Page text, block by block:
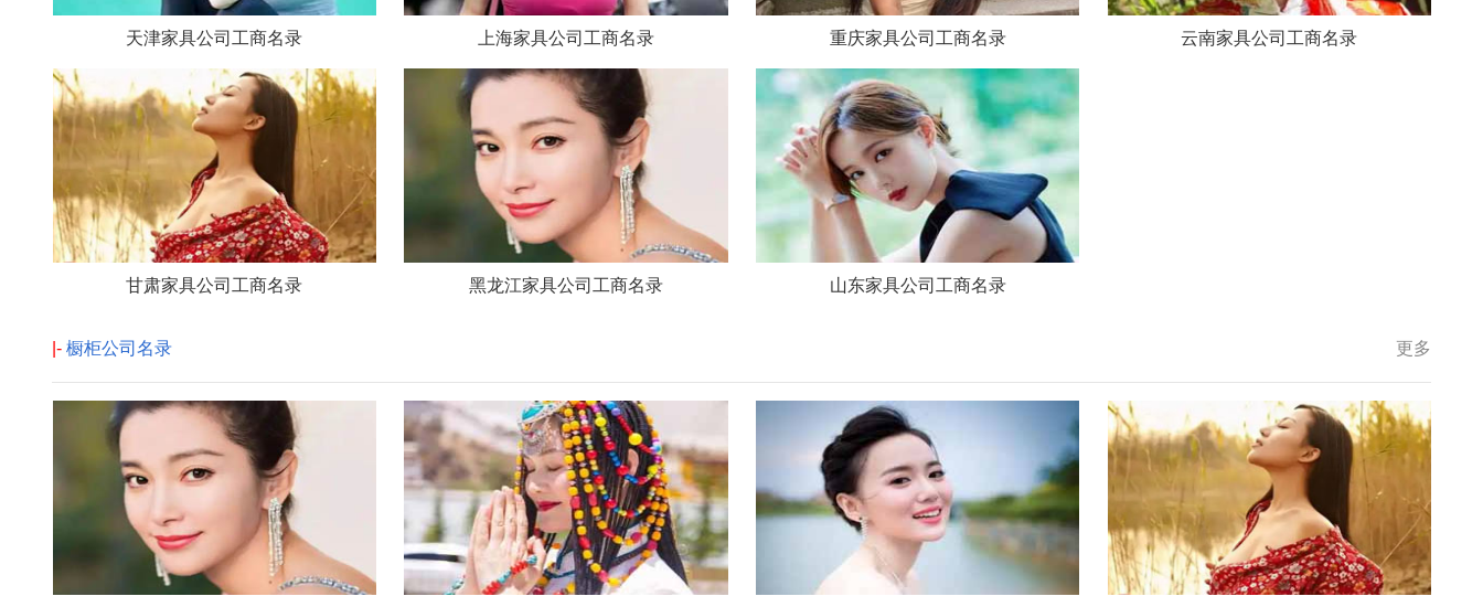
天津家具公司工商名录 上海家具公司工商名录 重庆家具公司工商名录 云南家具公司工商名录
甘肃家具公司工商名录 黑龙江家具公司工商名录 山东家具公司工商名录
更多
|- 橱柜公司名录